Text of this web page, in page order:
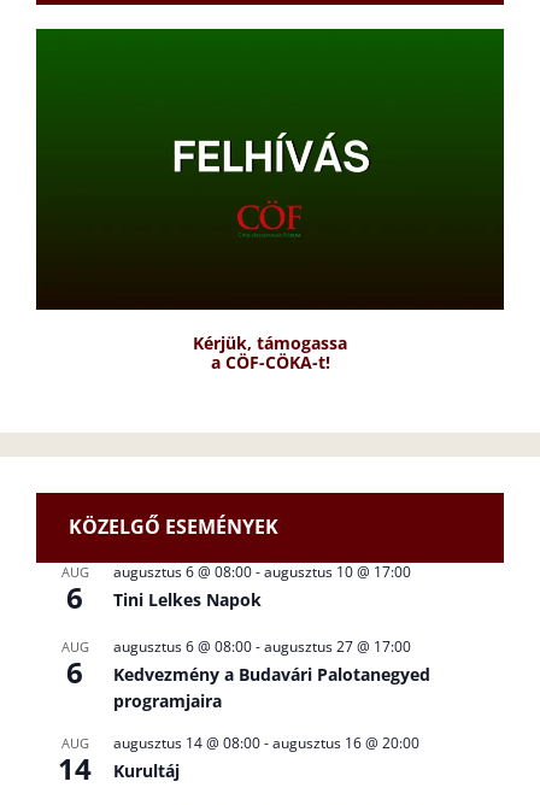
Kérjük, támogassa
a CÖF-CÖKA-t!
KÖZELGŐ ESEMÉNYEK
AUG
6
augusztus 6 @ 08:00-augusztus 10 @ 17:00
Tini Lelkes Napok
AUG
6
augusztus 6 @ 08:00-augusztus 27 @ 17:00
Kedvezmény a Budavári Palotanegyed
programjaira
AUG
14
augusztus 14 @ 08:00-augusztus 16 @ 20:00
Kurultáj